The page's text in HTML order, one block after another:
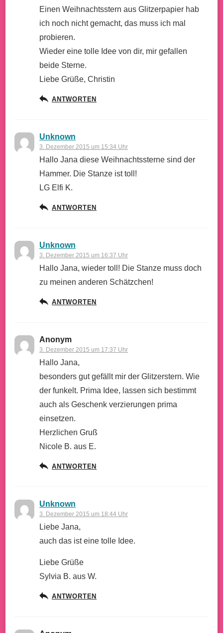
Einen Weihnachtsstern aus Glitzerpapier hab
ich noch nicht gemacht, das muss ich mal
probieren.
Wieder eine tolle Idee von dir, mir gefallen
beide Sterne.
Liebe Grüße, Christin
ANTWORTEN
Unknown
3. Dezember 2015 um 15:34 Uhr
Hallo Jana diese Weihnachtssterne sind der
Hammer. Die Stanze ist toll!
LG Elfi K.
ANTWORTEN
Unknown
3. Dezember 2015 um 16:37 Uhr
Hallo Jana, wieder toll! Die Stanze muss doch
zu meinen anderen Schätzchen!
ANTWORTEN
Anonym
3. Dezember 2015 um 17:37 Uhr
Hallo Jana,
besonders gut gefällt mir der Glitzerstern. Wie
der funkelt. Prima Idee, lassen sich bestimmt
auch als Geschenk verzierungen prima
einsetzen.
Herzlichen Gruß
Nicole B. aus E.
ANTWORTEN
Unknown
3. Dezember 2015 um 18:44 Uhr
Liebe Jana,
auch das ist eine tolle Idee.
Liebe Grüße
Sylvia B. aus W.
ANTWORTEN